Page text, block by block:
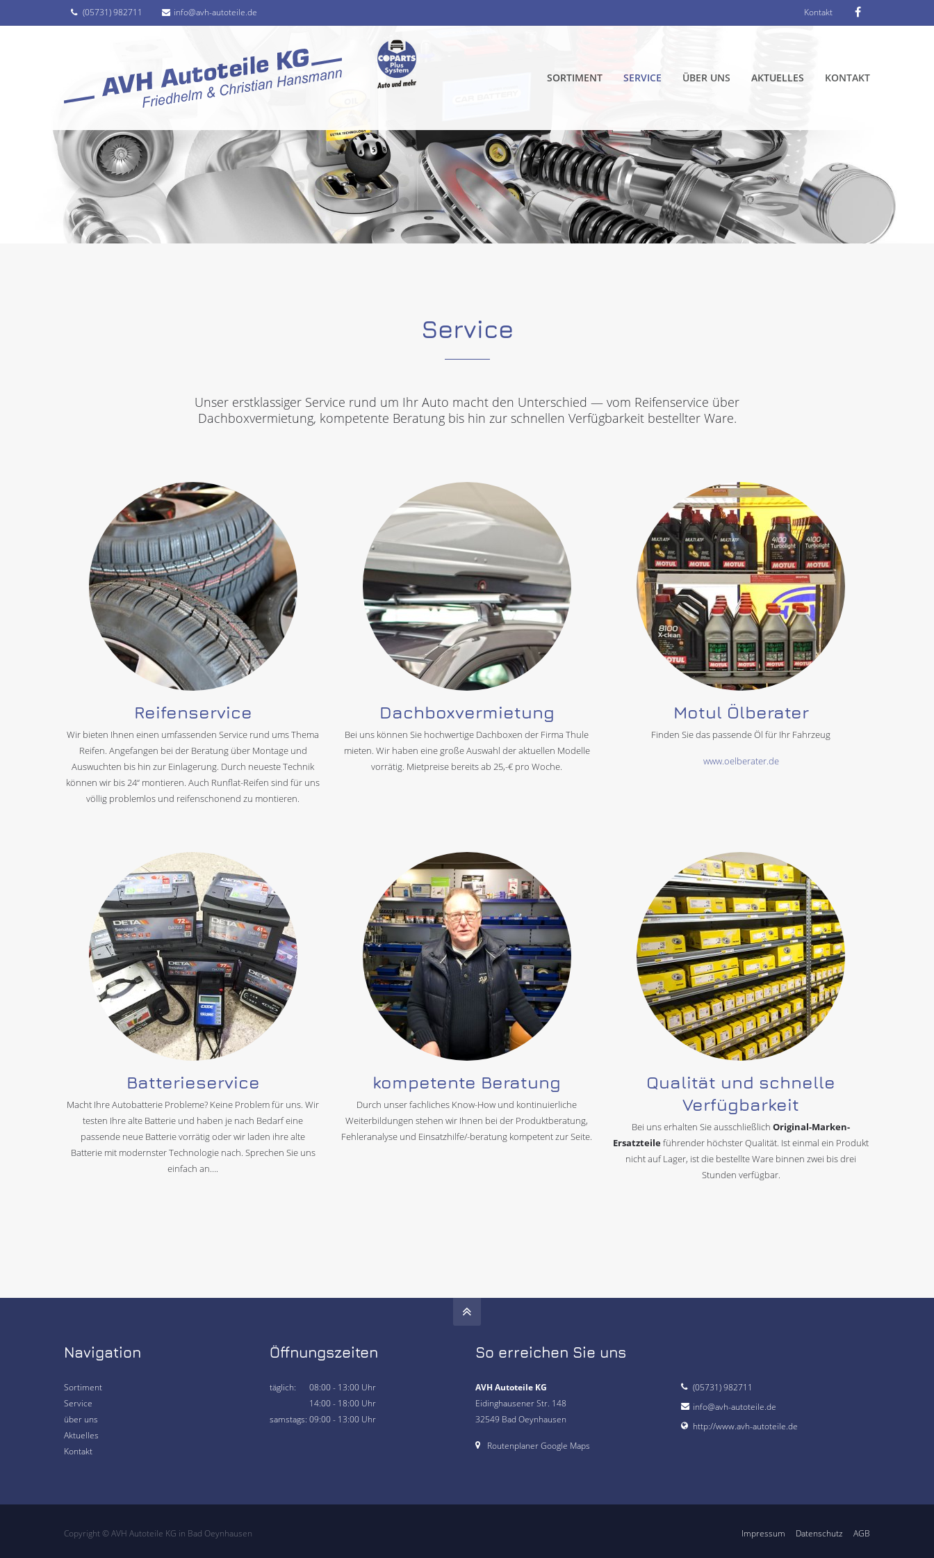
Kontakt
(05731) 982711 info@avh-autoteile.de
SORTIMENT SERVICE ÜBER UNS AKTUELLES KONTAKT
Service
Unser erstklassiger Service rund um Ihr Auto macht den Unterschied — vom Reifenservice über
Dachboxvermietung, kompetente Beratung bis hin zur schnellen Verfügbarkeit bestellter Ware.
Reifenservice
Wir bieten Ihnen einen umfassenden Service rund ums Thema
Reifen. Angefangen bei der Beratung über Montage und
Auswuchten bis hin zur Einlagerung. Durch neueste Technik
können wir bis 24“ montieren. Auch Runflat-Reifen sind für uns
völlig problemlos und reifenschonend zu montieren.
Dachboxvermietung
Bei uns können Sie hochwertige Dachboxen der Firma Thule
mieten. Wir haben eine große Auswahl der aktuellen Modelle
vorrätig. Mietpreise bereits ab 25,-€ pro Woche.
Motul Ölberater
Finden Sie das passende Öl für Ihr Fahrzeug
www.oelberater.de
Batterieservice
Macht Ihre Autobatterie Probleme? Keine Problem für uns. Wir
testen Ihre alte Batterie und haben je nach Bedarf eine
passende neue Batterie vorrätig oder wir laden ihre alte
Batterie mit modernster Technologie nach. Sprechen Sie uns
einfach an….
kompetente Beratung
Durch unser fachliches Know-How und kontinuierliche
Weiterbildungen stehen wir Ihnen bei der Produktberatung,
Fehleranalyse und Einsatzhilfe/-beratung kompetent zur Seite.
Qualität und schnelle
Verfügbarkeit
Bei uns erhalten Sie ausschließlichOriginal-Marken-
Ersatzteileführender höchster Qualität. Ist einmal ein Produkt
nicht auf Lager, ist die bestellte Ware binnen zwei bis drei
Stunden verfügbar.
Navigation
Sortiment
Service
über uns
Aktuelles
Kontakt
Öffnungszeiten
täglich:
08:00 - 13:00 Uhr
14:00 - 18:00 Uhr
samstags:09:00 - 13:00 Uhr
So erreichen Sie uns
AVH Autoteile KG
Eidinghausener Str. 148
32549 Bad Oeynhausen
Routenplaner Google Maps
(05731) 982711
info@avh-autoteile.de
http://www.avh-autoteile.de
Copyright © AVH Autoteile KG in Bad Oeynhausen Impressum Datenschutz AGB